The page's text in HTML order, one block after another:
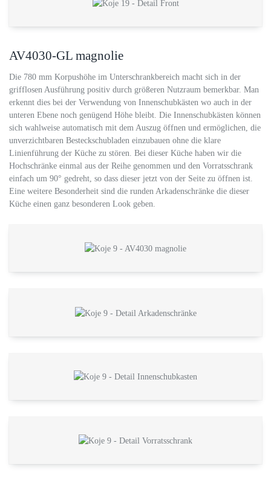
AV4030-GL magnolie
Die 780 mm Korpushöhe im Unterschrankbereich macht sich in der
grifflosen Ausführung positiv durch größeren Nutzraum bemerkbar. Man
erkennt dies bei der Verwendung von Innenschubkästen wo auch in der
unteren Ebene noch genügend Höhe bleibt. Die Innenschubkästen können
sich wahlweise automatisch mit dem Auszug öffnen und ermöglichen, die
unverzichtbaren Besteckschubladen einzubauen ohne die klare
Linienführung der Küche zu stören. Bei dieser Küche haben wir die
Hochschränke einmal aus der Reihe genommen und den Vorratsschrank
einfach um 90° gedreht, so dass dieser jetzt von der Seite zu öffnen ist.
Eine weitere Besonderheit sind die runden Arkadenschränke die dieser
Küche einen ganz besonderen Look geben.